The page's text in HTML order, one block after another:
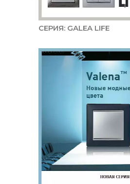
СЕРИЯ: GALEA LIFE